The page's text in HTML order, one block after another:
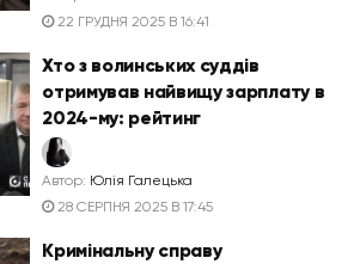
22 ГРУДНЯ 2025 В 16:41
Хто з волинських суддів
отримував найвищу зарплату в
2024-му: рейтинг
Автор: Юлія Галецька
28 СЕРПНЯ 2025 В 17:45
Кримінальну справу